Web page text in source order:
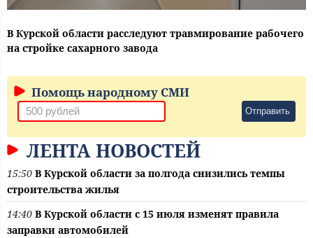
В Курской области расследуют травмирование рабочего
на стройке сахарного завода
Помощь народному СМИ
Отправить
ЛЕНТА НОВОСТЕЙ
15:50 В Курской области за полгода снизились темпы
строительства жилья
14:40 В Курской области с 15 июля изменят правила
заправки автомобилей